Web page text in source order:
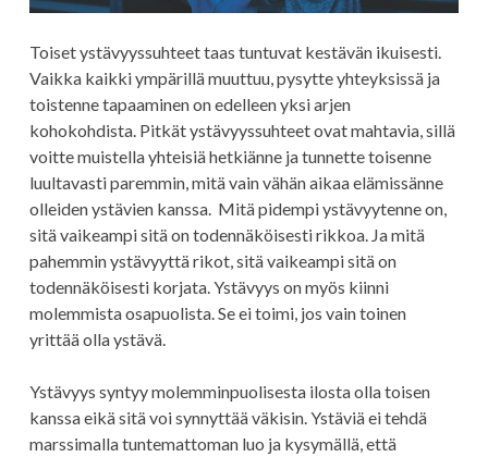
Toiset ystävyyssuhteet taas tuntuvat kestävän ikuisesti.
Vaikka kaikki ympärillä muuttuu, pysytte yhteyksissä ja
toistenne tapaaminen on edelleen yksi arjen
kohokohdista. Pitkät ystävyyssuhteet ovat mahtavia, sillä
voitte muistella yhteisiä hetkiänne ja tunnette toisenne
luultavasti paremmin, mitä vain vähän aikaa elämissänne
olleiden ystävien kanssa. Mitä pidempi ystävyytenne on,
sitä vaikeampi sitä on todennäköisesti rikkoa. Ja mitä
pahemmin ystävyyttä rikot, sitä vaikeampi sitä on
todennäköisesti korjata. Ystävyys on myös kiinni
molemmista osapuolista. Se ei toimi, jos vain toinen
yrittää olla ystävä.
Ystävyys syntyy molemminpuolisesta ilosta olla toisen
kanssa eikä sitä voi synnyttää väkisin. Ystäviä ei tehdä
marssimalla tuntemattoman luo ja kysymällä, että